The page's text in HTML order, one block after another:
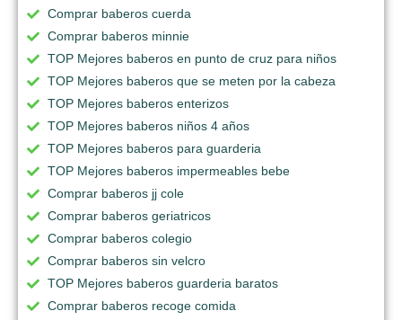
Comprar baberos cuerda
Comprar baberos minnie
TOP Mejores baberos en punto de cruz para niños
TOP Mejores baberos que se meten por la cabeza
TOP Mejores baberos enterizos
TOP Mejores baberos niños 4 años
TOP Mejores baberos para guarderia
TOP Mejores baberos impermeables bebe
Comprar baberos jj cole
Comprar baberos geriatricos
Comprar baberos colegio
Comprar baberos sin velcro
TOP Mejores baberos guarderia baratos
Comprar baberos recoge comida